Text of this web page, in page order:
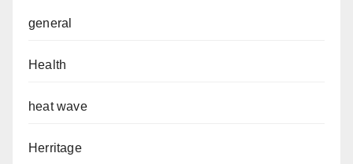
general
Health
heat wave
Herritage